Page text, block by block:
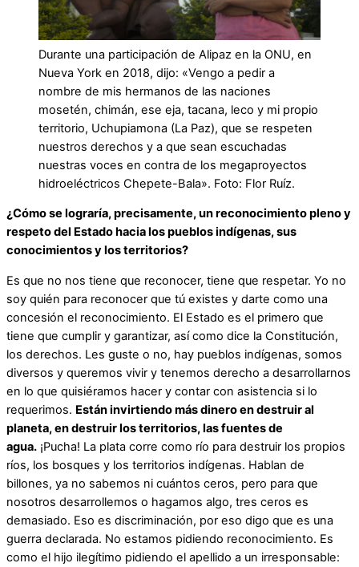
Durante una participación de Alipaz en la ONU, en
Nueva York en 2018, dijo: «Vengo a pedir a
nombre de mis hermanos de las naciones
mosetén, chimán, ese eja, tacana, leco y mi propio
territorio, Uchupiamona (La Paz), que se respeten
nuestros derechos y a que sean escuchadas
nuestras voces en contra de los megaproyectos
hidroeléctricos Chepete-Bala». Foto: Flor Ruíz.
¿Cómo se lograría, precisamente, un reconocimiento pleno y
respeto del Estado hacia los pueblos indígenas, sus
conocimientos y los territorios?
Es que no nos tiene que reconocer, tiene que respetar. Yo no
soy quién para reconocer que tú existes y darte como una
concesión el reconocimiento. El Estado es el primero que
tiene que cumplir y garantizar, así como dice la Constitución,
los derechos. Les guste o no, hay pueblos indígenas, somos
diversos y queremos vivir y tenemos derecho a desarrollarnos
en lo que quisiéramos hacer y contar con asistencia si lo
requerimos. Están invirtiendo más dinero en destruir al
planeta, en destruir los territorios, las fuentes de
agua. ¡Pucha! La plata corre como río para destruir los propios
ríos, los bosques y los territorios indígenas. Hablan de
billones, ya no sabemos ni cuántos ceros, pero para que
nosotros desarrollemos o hagamos algo, tres ceros es
demasiado. Eso es discriminación, por eso digo que es una
guerra declarada. No estamos pidiendo reconocimiento. Es
como el hijo ilegítimo pidiendo el apellido a un irresponsable: